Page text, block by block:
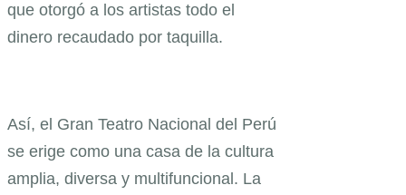
que otorgó a los artistas todo el
dinero recaudado por taquilla.
Así, el Gran Teatro Nacional del Perú
se erige como una casa de la cultura
amplia, diversa y multifuncional. La